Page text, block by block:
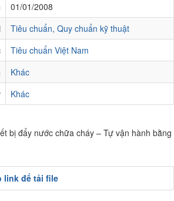
01/01/2008
Tiêu chuẩn, Quy chuẩn kỹ thuật
Tiêu chuẩn Việt Nam
Khác
Khác
bị đẩy nước chữa cháy – Tự vận hành bằng
link để tải file